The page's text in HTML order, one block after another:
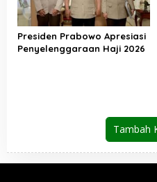
Presiden Prabowo Apresiasi
Penyelenggaraan Haji 2026
Tambah